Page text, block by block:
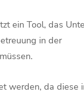
ein Tool, das
in der
werden, da diese